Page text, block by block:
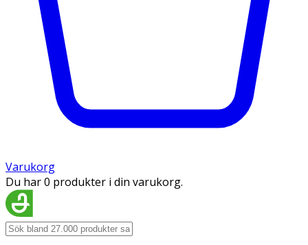
Varukorg
Du har 0 produkter i din varukorg.